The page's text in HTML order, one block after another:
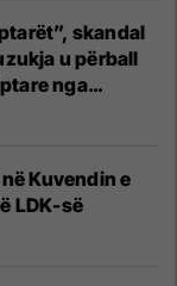
skandal
u përball
nga
Kuvendin e
LDK-së